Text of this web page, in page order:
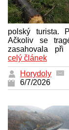
polský turista.
Ačkoliv se
zasahovala
celý článek
Horydoly
6/7/2026